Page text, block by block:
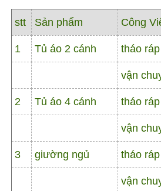
stt Sản phẩm Công
1 Tủ áo 2 cánh tháo ráp
vận
2 Tủ áo 4 cánh tháo ráp
vận
3 giường ngủ tháo ráp
vận